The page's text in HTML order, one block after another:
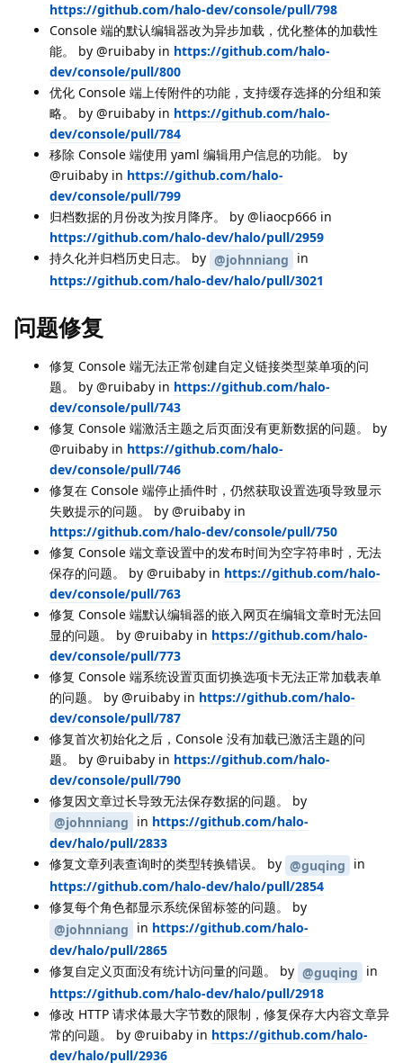
https://github.com/halo-dev/console/pull/798
Console 端的默认编辑器改为异步加载，优化整体的加载性
能。 by @ruibaby in https://github.com/halo-
dev/console/pull/800
优化 Console 端上传附件的功能，支持缓存选择的分组和策
略。 by @ruibaby in https://github.com/halo-
dev/console/pull/784
移除 Console 端使用 yaml 编辑用户信息的功能。 by
@ruibaby in https://github.com/halo-
dev/console/pull/799
归档数据的月份改为按月降序。 by @liaocp666 in
https://github.com/halo-dev/halo/pull/2959
持久化并归档历史日志。 by @johnniang in
https://github.com/halo-dev/halo/pull/3021
问题修复
修复 Console 端无法正常创建自定义链接类型菜单项的问
题。 by @ruibaby in https://github.com/halo-
dev/console/pull/743
修复 Console 端激活主题之后页面没有更新数据的问题。 by
@ruibaby in https://github.com/halo-
dev/console/pull/746
修复在 Console 端停止插件时，仍然获取设置选项导致显示
失败提示的问题。 by @ruibaby in
https://github.com/halo-dev/console/pull/750
修复 Console 端文章设置中的发布时间为空字符串时，无法
保存的问题。 by @ruibaby in https://github.com/halo-
dev/console/pull/763
修复 Console 端默认编辑器的嵌入网页在编辑文章时无法回
显的问题。 by @ruibaby in https://github.com/halo-
dev/console/pull/773
修复 Console 端系统设置页面切换选项卡无法正常加载表单
的问题。 by @ruibaby in https://github.com/halo-
dev/console/pull/787
修复首次初始化之后，Console 没有加载已激活主题的问
题。 by @ruibaby in https://github.com/halo-
dev/console/pull/790
修复因文章过长导致无法保存数据的问题。 by
@johnniang in https://github.com/halo-
dev/halo/pull/2833
修复文章列表查询时的类型转换错误。 by @guqing in
https://github.com/halo-dev/halo/pull/2854
修复每个角色都显示系统保留标签的问题。 by
@johnniang in https://github.com/halo-
dev/halo/pull/2865
修复自定义页面没有统计访问量的问题。 by @guqing in
https://github.com/halo-dev/halo/pull/2918
修改 HTTP 请求体最大字节数的限制，修复保存大内容文章异
常的问题。 by @ruibaby in https://github.com/halo-
dev/halo/pull/2936